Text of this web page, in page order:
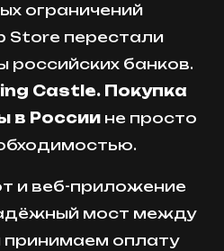
ограничений
Store перестали
российских банков.
Castle. Покупка
в России не просто
и веб-приложение
мост между
принимаем оплату